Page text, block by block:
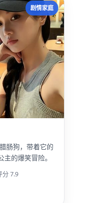
剧情家庭
肠狗，带着它的
主的爆笑冒险。
分 7.9